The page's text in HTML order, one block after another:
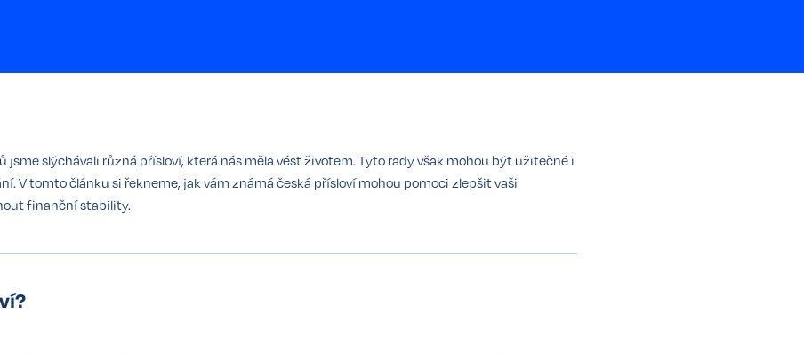
jsme slýchávali různá přísloví, která nás měla vést životem. Tyto rady však mohou být užitečné i
V tomto článku si řekneme, jak vám známá česká přísloví mohou pomoci zlepšit vaši
finanční stability.